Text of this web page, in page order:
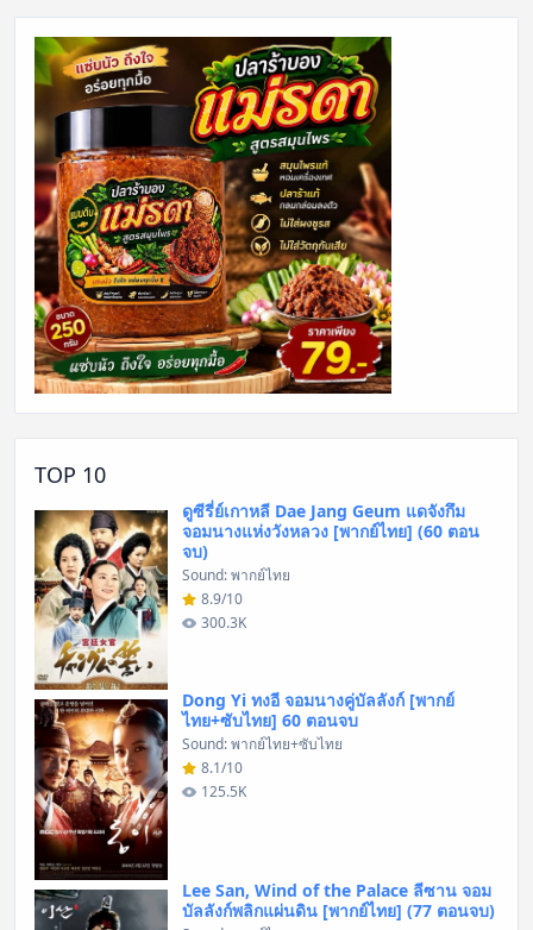
TOP 10
ดูซีรี่ย์เกาหลี Dae Jang Geum แดจังกึม
จอมนางแห่งวังหลวง [พากย์ไทย] (60 ตอน
จบ)
Sound: พากย์ไทย
8.9/10
300.3K
Dong Yi ทงอี จอมนางคู่บัลลังก์ [พากย์
ไทย+ซับไทย] 60 ตอนจบ
Sound: พากย์ไทย+ซับไทย
8.1/10
125.5K
Lee San, Wind of the Palace ลีซาน จอม
บัลลังก์พลิกแผ่นดิน [พากย์ไทย] (77 ตอนจบ)